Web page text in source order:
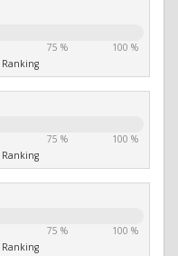
75 %
100 %
Ranking
75 %
100 %
Ranking
75 %
100 %
Ranking